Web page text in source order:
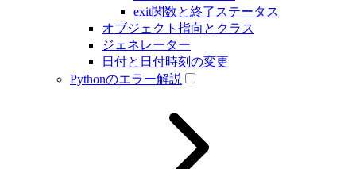
exit関数と終了ステータス
オブジェクト指向とクラス
ジェネレーター
日付と日付時刻の変更
Pythonのエラー解説